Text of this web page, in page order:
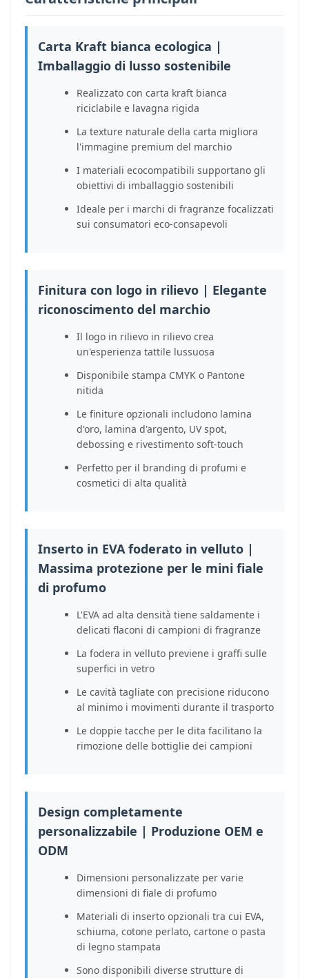
Carta Kraft bianca ecologica |
Imballaggio di lusso sostenibile
Realizzato con carta kraft bianca
riciclabile e lavagna rigida
La texture naturale della carta migliora
l'immagine premium del marchio
I materiali ecocompatibili supportano gli
obiettivi di imballaggio sostenibili
Ideale per i marchi di fragranze focalizzati
sui consumatori eco-consapevoli
Finitura con logo in rilievo | Elegante
riconoscimento del marchio
Il logo in rilievo in rilievo crea
un'esperienza tattile lussuosa
Disponibile stampa CMYK o Pantone
nitida
Le finiture opzionali includono lamina
d'oro, lamina d'argento, UV spot,
debossing e rivestimento soft-touch
Perfetto per il branding di profumi e
cosmetici di alta qualità
Inserto in EVA foderato in velluto |
Massima protezione per le mini fiale
di profumo
L'EVA ad alta densità tiene saldamente i
delicati flaconi di campioni di fragranze
La fodera in velluto previene i graffi sulle
superfici in vetro
Le cavità tagliate con precisione riducono
al minimo i movimenti durante il trasporto
Le doppie tacche per le dita facilitano la
rimozione delle bottiglie dei campioni
Design completamente
personalizzabile | Produzione OEM e
ODM
Dimensioni personalizzate per varie
dimensioni di fiale di profumo
Materiali di inserto opzionali tra cui EVA,
schiuma, cotone perlato, cartone o pasta
di legno stampata
Sono disponibili diverse strutture di